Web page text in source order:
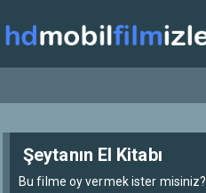
Şeytanın El Kitabı
Bu filme oy vermek ister misiniz?